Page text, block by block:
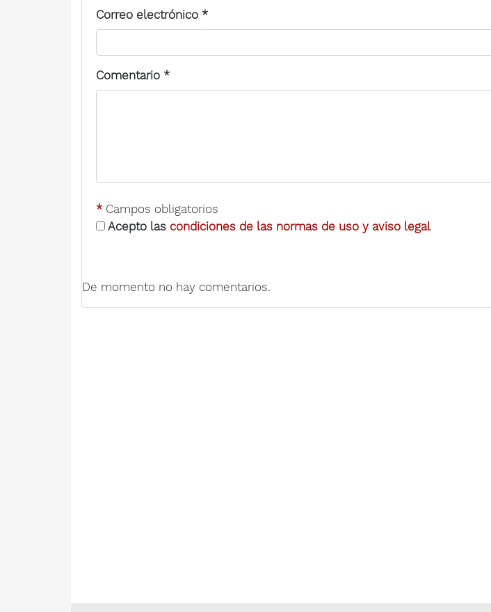
Correo electrónico *
Comentario *
* Campos obligatorios
Acepto las condiciones de las normas de uso y aviso legal
De momento no hay comentarios.